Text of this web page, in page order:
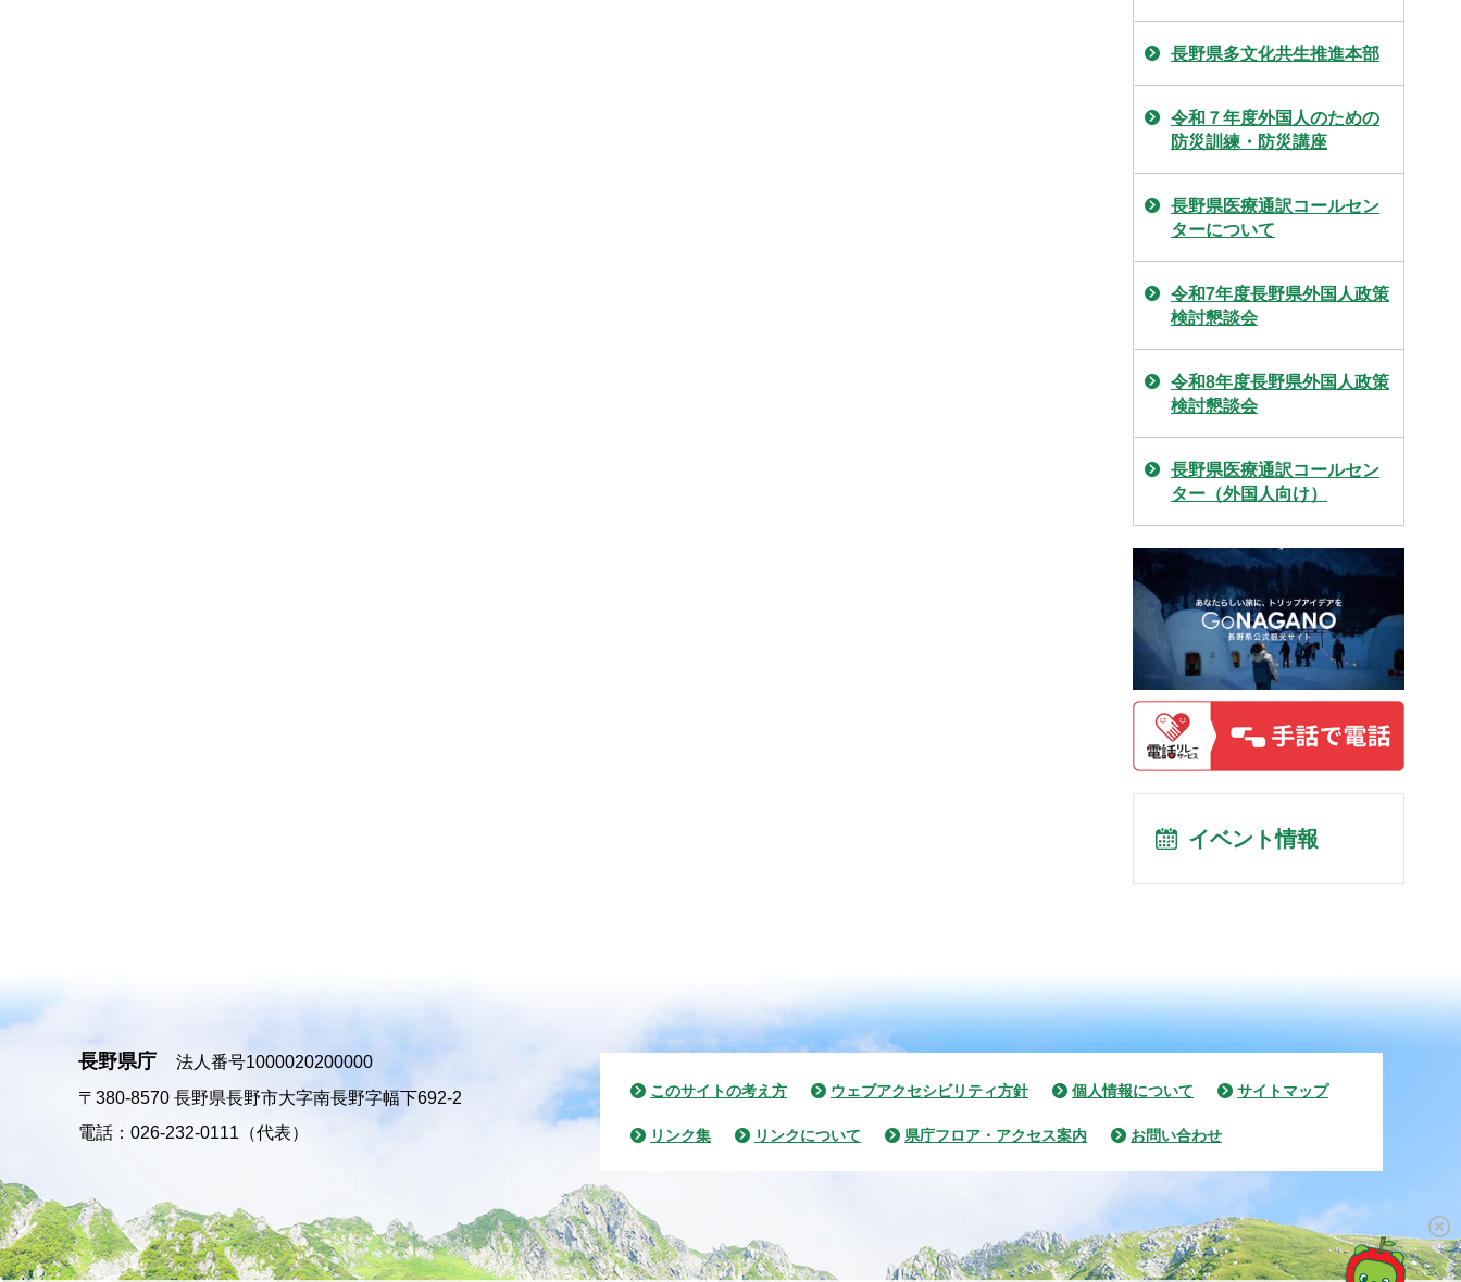
長野県多文化共生推進本部
令和７年度外国人のための
防災訓練・防災講座
長野県医療通訳コールセン
ターについて
令和7年度長野県外国人政策
検討懇談会
令和8年度長野県外国人政策
検討懇談会
長野県医療通訳コールセン
ター（外国人向け）
イベント情報
長野県庁
法人番号1000020200000
〒380-8570 長野県長野市大字南長野字幅下692-2
電話：026-232-0111（代表）
このサイトの考え方 ウェブアクセシビリティ方針 個人情報について サイトマップ
リンク集 リンクについて 県庁フロア・アクセス案内 お問い合わせ